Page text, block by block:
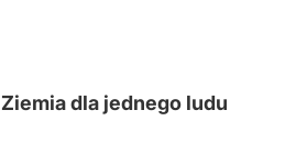
Ziemia dla jednego ludu